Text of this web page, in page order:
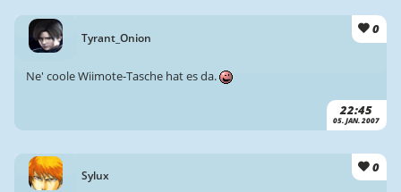
Tyrant_Onion
0
22:45
05. JAN. 2007
Ne' coole Wiimote-Tasche hat es da.
Sylux
0